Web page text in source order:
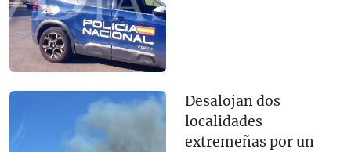
Desalojan dos
localidades
extremeñas por un